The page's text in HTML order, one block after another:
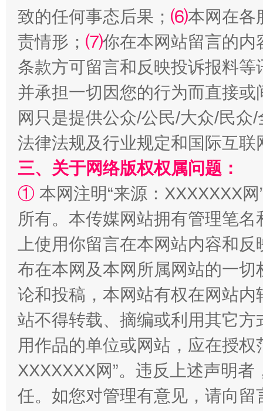
致的任何事态后果； ⑹本网在各
责情形； ⑺你在本网站留言的内
条款方可留言和反映投诉报料
并承担一切因您的行为而直接
网只是提供公众/公民/大众/民
法律法规及行业规定和国际互
三、关于网络版权权属问题：
① 本网注明“来源：XXXXXXX
所有。本传媒网站拥有管理笔
上使用你留言在本网站内容和
布在本网及本网所属网站的一
论和投稿，本网站有权在网站
站不得转载、摘编或利用其它
用作品的单位或网站，应在授
XXXXXXX网”。违反上述声明
任。如您对管理有意见，请向